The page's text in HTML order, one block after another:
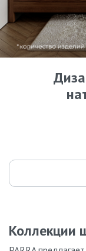
35 моделей
Parra design
Коллекции